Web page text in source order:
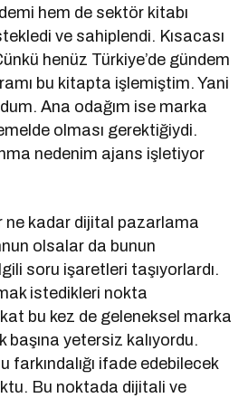
hem de sektör kitabı
ve sahiplendi. Kısacası
henüz Türkiye’de gündem
bu kitapta işlemiştim. Yani
Ana odağım ise marka
olması gerektiğiydi.
nedenim ajans işletiyor
ne kadar dijital pazarlama
olsalar da bunun
soru işaretleri taşıyorlardı.
istedikleri nokta
bu kez de geleneksel marka
başına yetersiz kalıyordu.
farkındalığı ifade edebilecek
Bu noktada dijitali ve